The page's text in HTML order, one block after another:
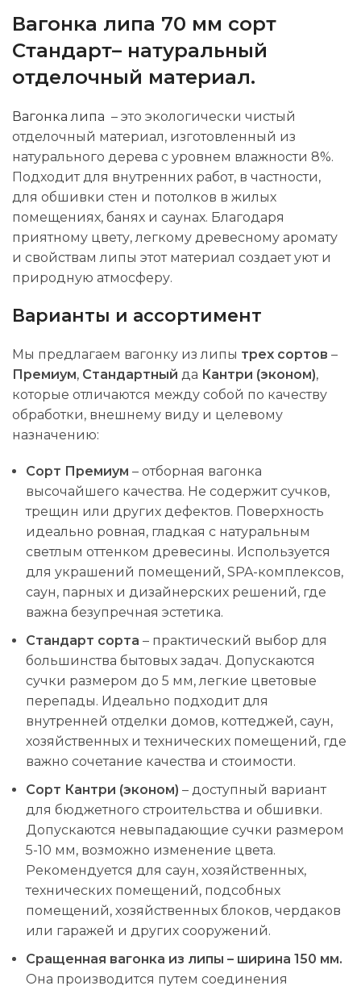
Вагонка липа 70 мм сорт
Стандарт– натуральный
отделочный материал.
Вагонка липа – это экологически чистый
отделочный материал, изготовленный из
натурального дерева с уровнем влажности 8%.
Подходит для внутренних работ, в частности,
для обшивки стен и потолков в жилых
помещениях, банях и саунах. Благодаря
приятному цвету, легкому древесному аромату
и свойствам липы этот материал создает уют и
природную атмосферу.
Варианты и ассортимент
Мы предлагаем вагонку из липы трех сортов –
Премиум, Стандартный да Кантри (эконом),
которые отличаются между собой по качеству
обработки, внешнему виду и целевому
назначению:
Сорт Премиум – отборная вагонка
высочайшего качества. Не содержит сучков,
трещин или других дефектов. Поверхность
идеально ровная, гладкая с натуральным
светлым оттенком древесины. Используется
для украшений помещений, SPA-комплексов,
саун, парных и дизайнерских решений, где
важна безупречная эстетика.
Стандарт сорта – практический выбор для
большинства бытовых задач. Допускаются
сучки размером до 5 мм, легкие цветовые
перепады. Идеально подходит для
внутренней отделки домов, коттеджей, саун,
хозяйственных и технических помещений, где
важно сочетание качества и стоимости.
Сорт Кантри (эконом) – доступный вариант
для бюджетного строительства и обшивки.
Допускаются невыпадающие сучки размером
5-10 мм, возможно изменение цвета.
Рекомендуется для саун, хозяйственных,
технических помещений, подсобных
помещений, хозяйственных блоков, чердаков
или гаражей и других сооружений.
Сращенная вагонка из липы – ширина 150 мм.
Она производится путем соединения